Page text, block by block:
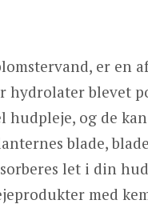
er
hydrolater
og de
blade,
let i din
med